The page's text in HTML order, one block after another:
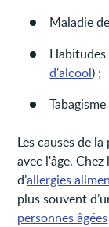
Maladie
d'alcool) ;
Les causes de
avec l'âge.
d’allergies
plus souvent
personnes âgées